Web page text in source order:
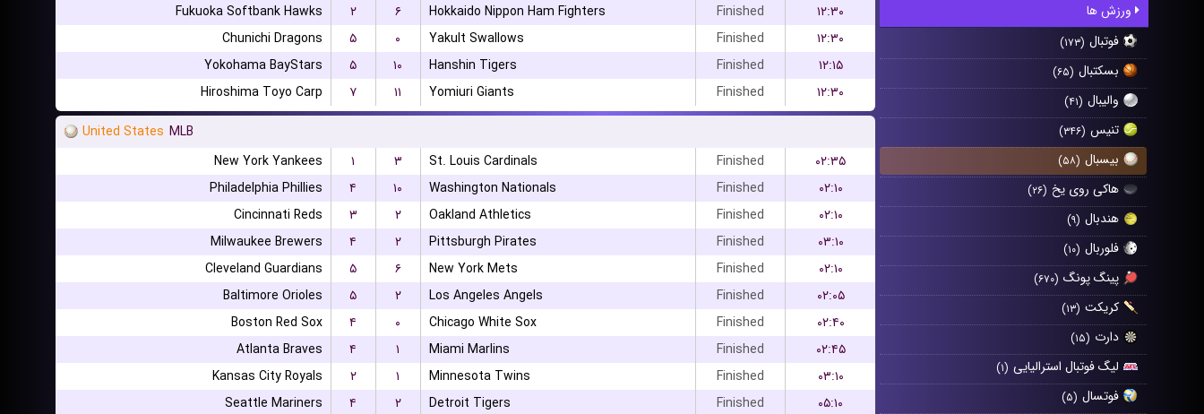
ورزش ها
فوتبال (۱۷۳)
بسکتبال (۶۵)
والیبال (۴۱)
تنیس (۳۴۶)
بیسبال (۵۸)
هاکی روی یخ (۲۶)
هندبال (۹)
فلوربال (۱۰)
پینگ پونگ (۶۷۰)
کریکت (۱۳)
دارت (۱۵)
لیگ فوتبال استرالیایی (۱)
فوتسال (۵)
Fukuoka Softbank Hawks
۲ ۶ Hokkaido Nippon Ham Fighters Finished
۱۲:۳۰
Chunichi Dragons
۵ ۰ Yakult Swallows Finished
۱۲:۳۰
Yokohama BayStars
۵ ۱۰ Hanshin Tigers Finished
۱۲:۱۵
Hiroshima Toyo Carp
۷ ۱۱ Yomiuri Giants Finished
۱۲:۳۰
United States MLB
New York Yankees
۱ ۳ St. Louis Cardinals Finished
۰۲:۳۵
Philadelphia Phillies
۴ ۱۰ Washington Nationals Finished
۰۲:۱۰
Cincinnati Reds
۳ ۲ Oakland Athletics Finished
۰۲:۱۰
Milwaukee Brewers
۴ ۲ Pittsburgh Pirates Finished
۰۳:۱۰
Cleveland Guardians
۵ ۶ New York Mets Finished
۰۲:۱۰
Baltimore Orioles
۵ ۲ Los Angeles Angels Finished
۰۲:۰۵
Boston Red Sox
۴ ۰ Chicago White Sox Finished
۰۲:۴۰
Atlanta Braves
۴ ۱ Miami Marlins Finished
۰۲:۴۵
Kansas City Royals
۲ ۱ Minnesota Twins Finished
۰۳:۱۰
Seattle Mariners
۴ ۲ Detroit Tigers Finished
۰۵:۱۰